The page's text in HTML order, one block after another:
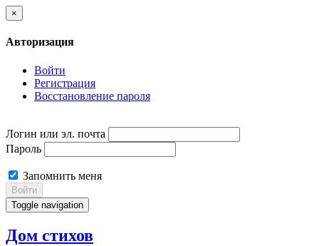
×
Авторизация
Войти
Регистрация
Восстановление пароля
Логин или эл. почта
Пароль
Запомнить меня
Войти
Toggle navigation
Дом стихов